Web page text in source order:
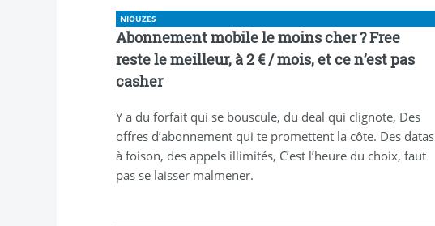
NIOUZES
Abonnement mobile le moins cher ? Free
reste le meilleur, à 2 € / mois, et ce n’est pas
casher
Y a du forfait qui se bouscule, du deal qui clignote, Des
offres d’abonnement qui te promettent la côte. Des datas
à foison, des appels illimités, C’est l’heure du choix, faut
pas se laisser malmener.